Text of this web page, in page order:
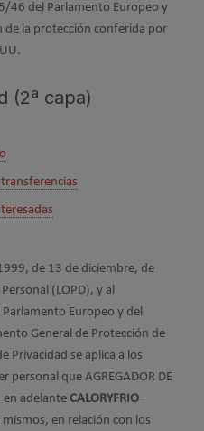
46 del Parlamento Europeo y
de la protección conferida por
(2ª capa)
de 13 de diciembre, de
(LOPD), y al
Europeo y del
General de Protección de
Privacidad se aplica a los
que AGREGADOR DE
adelante CALORYFRIO–
en relación con los